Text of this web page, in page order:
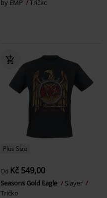
by EMP Tričko
Plus Size
Od Kč 549,00
Seasons Gold Eagle
Slayer
Tričko